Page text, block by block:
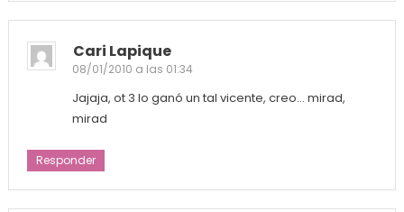
Cari Lapique
08/01/2010 a las 01:34
Jajaja, ot 3 lo ganó un tal vicente, creo… mirad,
mirad
Responder